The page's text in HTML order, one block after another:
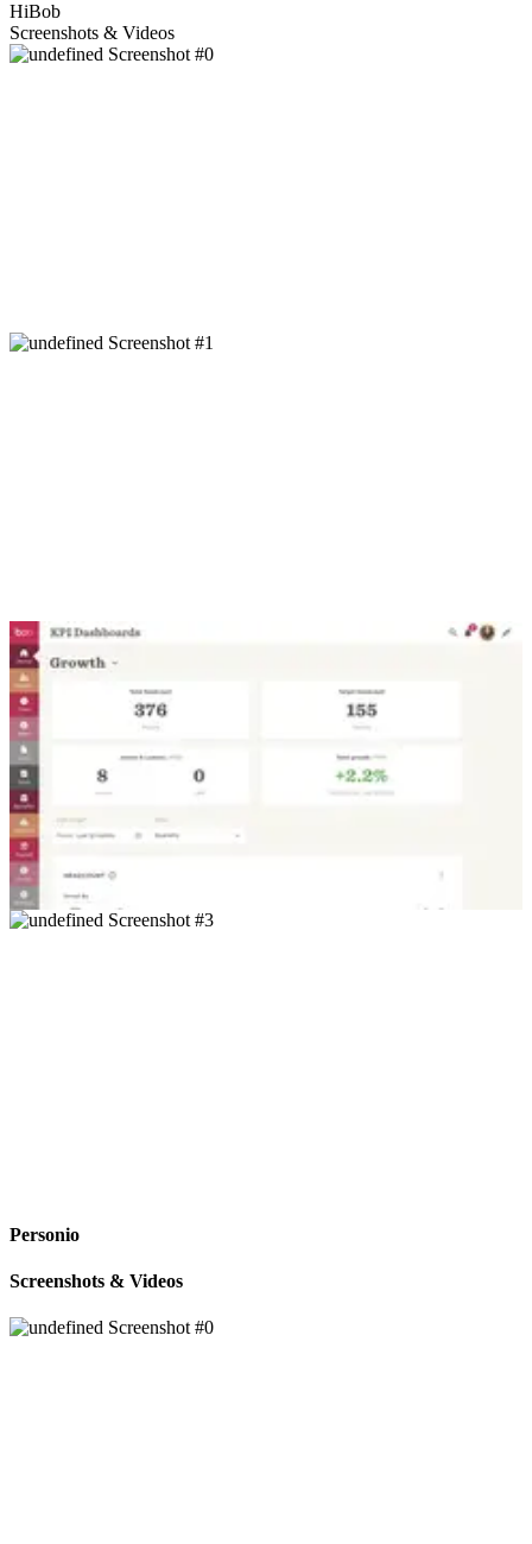
HiBob
Screenshots & Videos
Personio
Screenshots & Videos